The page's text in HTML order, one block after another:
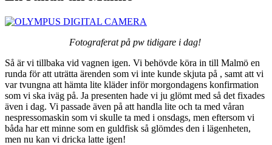
Fotograferat på pw tidigare i dag!
Så är vi tillbaka vid vagnen igen. Vi behövde köra in till Malmö en
runda för att uträtta ärenden som vi inte kunde skjuta på , samt att vi
var tvungna att hämta lite kläder inför morgondagens konfirmation
som vi ska iväg på. Ja presenten hade vi ju glömt med så det fixades
även i dag. Vi passade även på att handla lite och ta med våran
nespressomaskin som vi skulle ta med i onsdags, men eftersom vi
båda har ett minne som en guldfisk så glömdes den i lägenheten,
men nu kan vi dricka latte igen!